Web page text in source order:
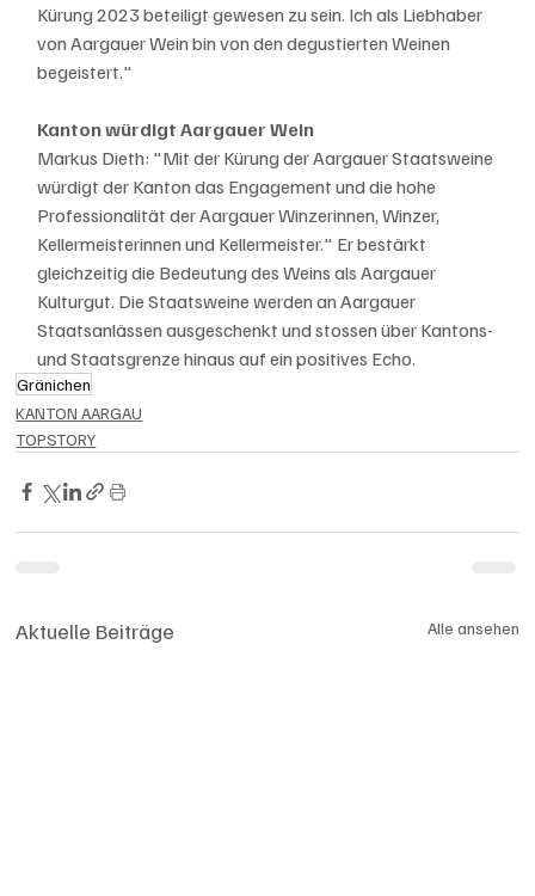
Kürung 2023 beteiligt gewesen zu sein. Ich als Liebhaber
von Aargauer Wein bin von den degustierten Weinen
begeistert."
Kanton würdigt Aargauer Wein
Markus Dieth: "Mit der Kürung der Aargauer Staatsweine
würdigt der Kanton das Engagement und die hohe
Professionalität der Aargauer Winzerinnen, Winzer,
Kellermeisterinnen und Kellermeister." Er bestärkt
gleichzeitig die Bedeutung des Weins als Aargauer
Kulturgut. Die Staatsweine werden an Aargauer
Staatsanlässen ausgeschenkt und stossen über Kantons-
und Staatsgrenze hinaus auf ein positives Echo.
Gränichen
KANTON AARGAU
TOPSTORY
Aktuelle Beiträge Alle ansehen